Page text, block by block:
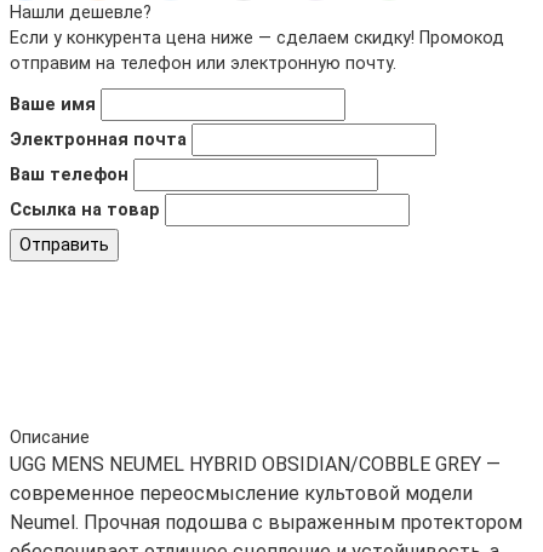
Нашли дешевле?
Если у конкурента цена ниже — сделаем скидку! Промокод
отправим на телефон или электронную почту.
Ваше имя
Электронная почта
Ваш телефон
Ссылка на товар
Отправить
Описание
UGG MENS NEUMEL HYBRID OBSIDIAN/COBBLE GREY —
современное переосмысление культовой модели
Neumel. Прочная подошва с выраженным протектором